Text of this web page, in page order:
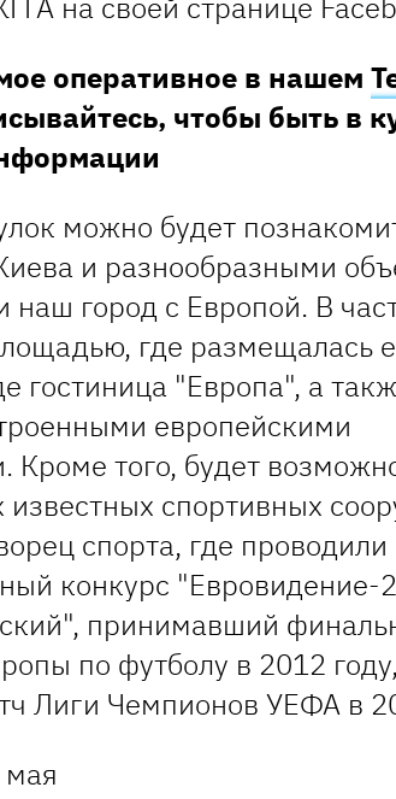
оперативное в нашем
чтобы быть в
можно будет
и разнообразными
город с Европой. В
где размещалась
гостиница "Европа", а
европейскими
Кроме того, будет
известных спортивных
спорта, где
конкурс "Евровидение-
принимавший
по футболу в 2012
Лиги Чемпионов УЕФА в